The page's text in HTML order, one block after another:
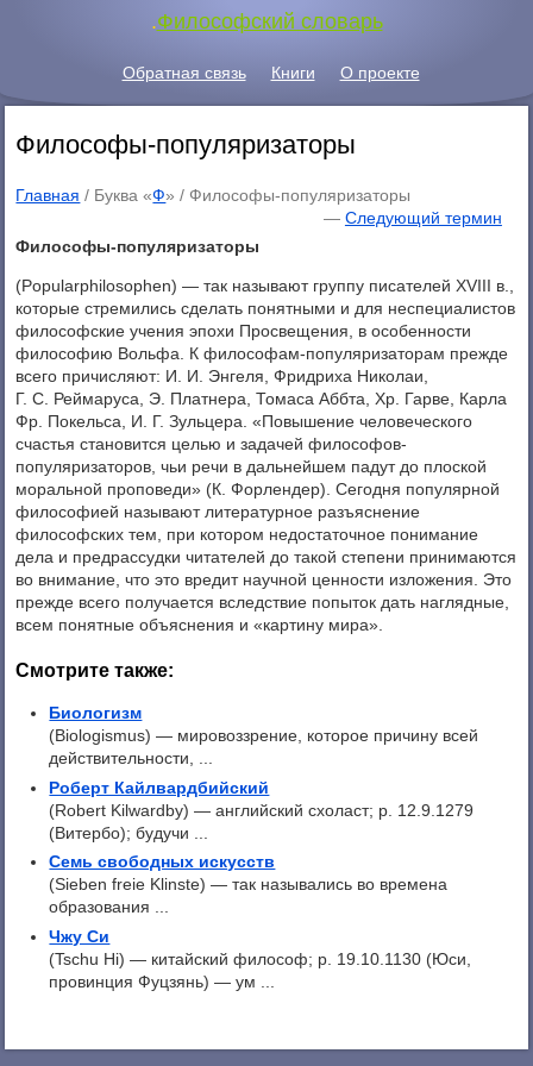
.Философский словарь
Обратная связь Книги О проекте
Философы-популяризаторы
Главная / Буква «Ф» / Философы-популяризаторы
— Следующий термин
Философы-популяризаторы
(Popularphilosophen) — так называют группу писателей XVIII в.,
которые стремились сделать понятными и для неспециалистов
философские учения эпохи Просвещения, в особенности
философию Вольфа. К философам-популяризаторам прежде
всего причисляют: И. И. Энгеля, Фридриха Николаи,
Г. С. Реймаруса, Э. Платнера, Томаса Аббта, Хр. Гарве, Карла
Фр. Покельса, И. Г. Зульцера. «Повышение человеческого
счастья становится целью и задачей философов-
популяризаторов, чьи речи в дальнейшем падут до плоской
моральной проповеди» (К. Форлендер). Сегодня популярной
философией называют литературное разъяснение
философских тем, при котором недостаточное понимание
дела и предрассудки читателей до такой степени принимаются
во внимание, что это вредит научной ценности изложения. Это
прежде всего получается вследствие попыток дать наглядные,
всем понятные объяснения и «картину мира».
Смотрите также:
Биологизм
(Biologismus) — мировоззрение, которое причину всей
действительности, ...
Роберт Кайлвардбийский
(Robert Kilwardby) — английский схоласт; p. 12.9.1279
(Витербо); будучи ...
Семь свободных искусств
(Sieben freie Klinste) — так назывались во времена
образования ...
Чжу Си
(Tschu Hi) — китайский философ; р. 19.10.1130 (Юси,
провинция Фуцзянь) — ум ...